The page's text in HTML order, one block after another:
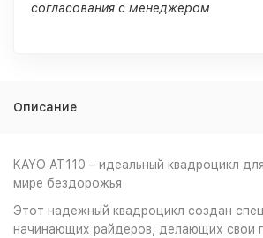
согласования с менеджером
Описание
KAYO AT110 – идеальный квадроцикл
мире бездорожья
Этот надежный квадроцикл создан
начинающих райдеров, делающих свои